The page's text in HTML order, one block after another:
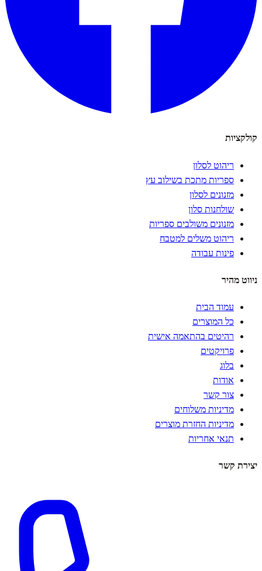
קולקציות
ריהוט לסלון
ספריות מתכת בשילוב עץ
מזנונים לסלון
שולחנות סלון
מזנונים משולבים ספריות
ריהוט משלים למטבח
פינות עבודה
ניווט מהיר
עמוד הבית
כל המוצרים
רהיטים בהתאמה אישית
פרויקטים
בלוג
אודות
צור קשר
מדיניות משלוחים
מדיניות החזרת מוצרים
תנאי אחריות
יצירת קשר